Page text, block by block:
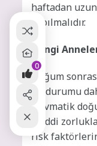
haftadan
yapılmalıdır.
Hangi
Doğum
bu durumu
travmatik
maddi
risk
0